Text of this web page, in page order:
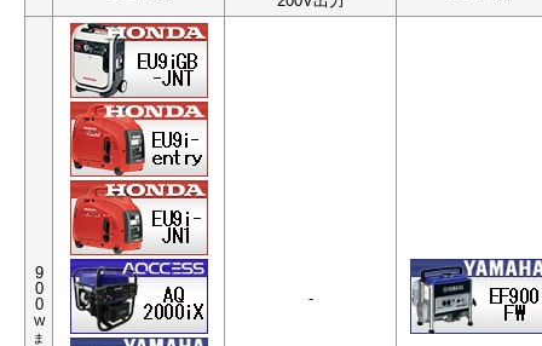
9
0
0
W
ま
-